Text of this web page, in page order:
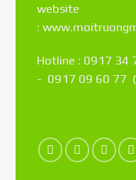
website
:
Hotline : 0917 34
- 0917 09 60 77